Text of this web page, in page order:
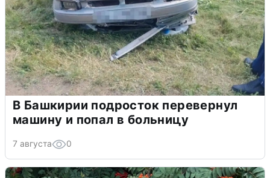
В Башкирии подросток перевернул
машину и попал в больницу
7 августа 0